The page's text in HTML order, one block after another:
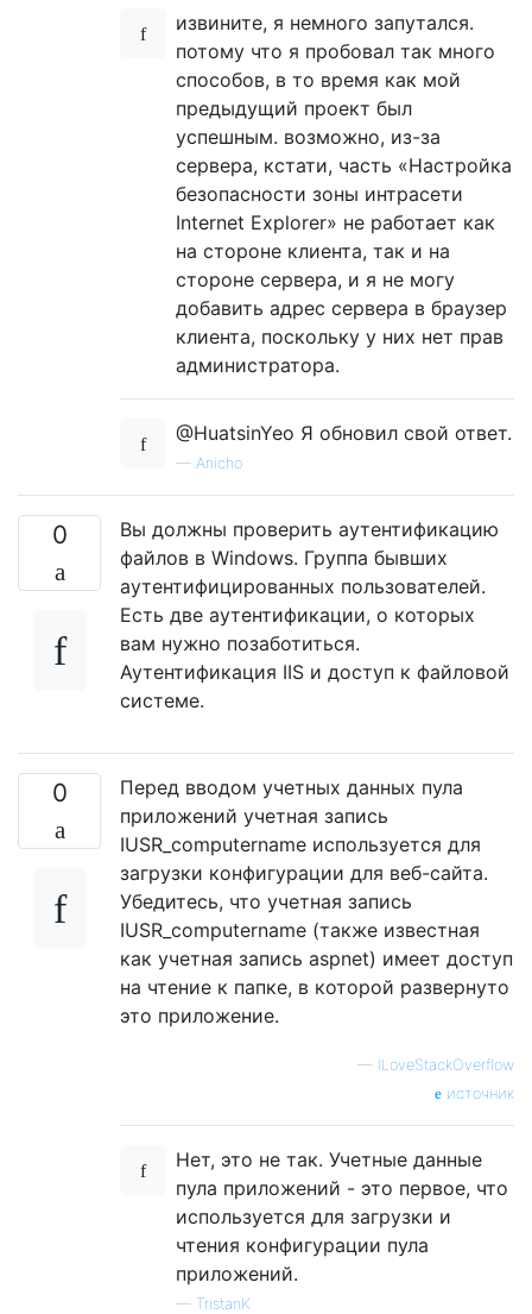
извините, я немного запутался.
потому что я пробовал так много
способов, в то время как мой
предыдущий проект был
успешным. возможно, из-за
сервера, кстати, часть «Настройка
безопасности зоны интрасети
Internet Explorer» не работает как
на стороне клиента, так и на
стороне сервера, и я не могу
добавить адрес сервера в браузер
клиента, поскольку у них нет прав
администратора.
@HuatsinYeo Я обновил свой ответ.
— Anicho
0
Вы должны проверить аутентификацию
файлов в Windows. Группа бывших
аутентифицированных пользователей.
Есть две аутентификации, о которых
вам нужно позаботиться.
Аутентификация IIS и доступ к файловой
системе.
0
Перед вводом учетных данных пула
приложений учетная запись
IUSR_computername используется для
загрузки конфигурации для веб-сайта.
Убедитесь, что учетная запись
IUSR_computername (также известная
как учетная запись aspnet) имеет доступ
на чтение к папке, в которой развернуто
это приложение.
— ILoveStackOverflow
источник
Нет, это не так. Учетные данные
пула приложений - это первое, что
используется для загрузки и
чтения конфигурации пула
приложений.
— TristanK